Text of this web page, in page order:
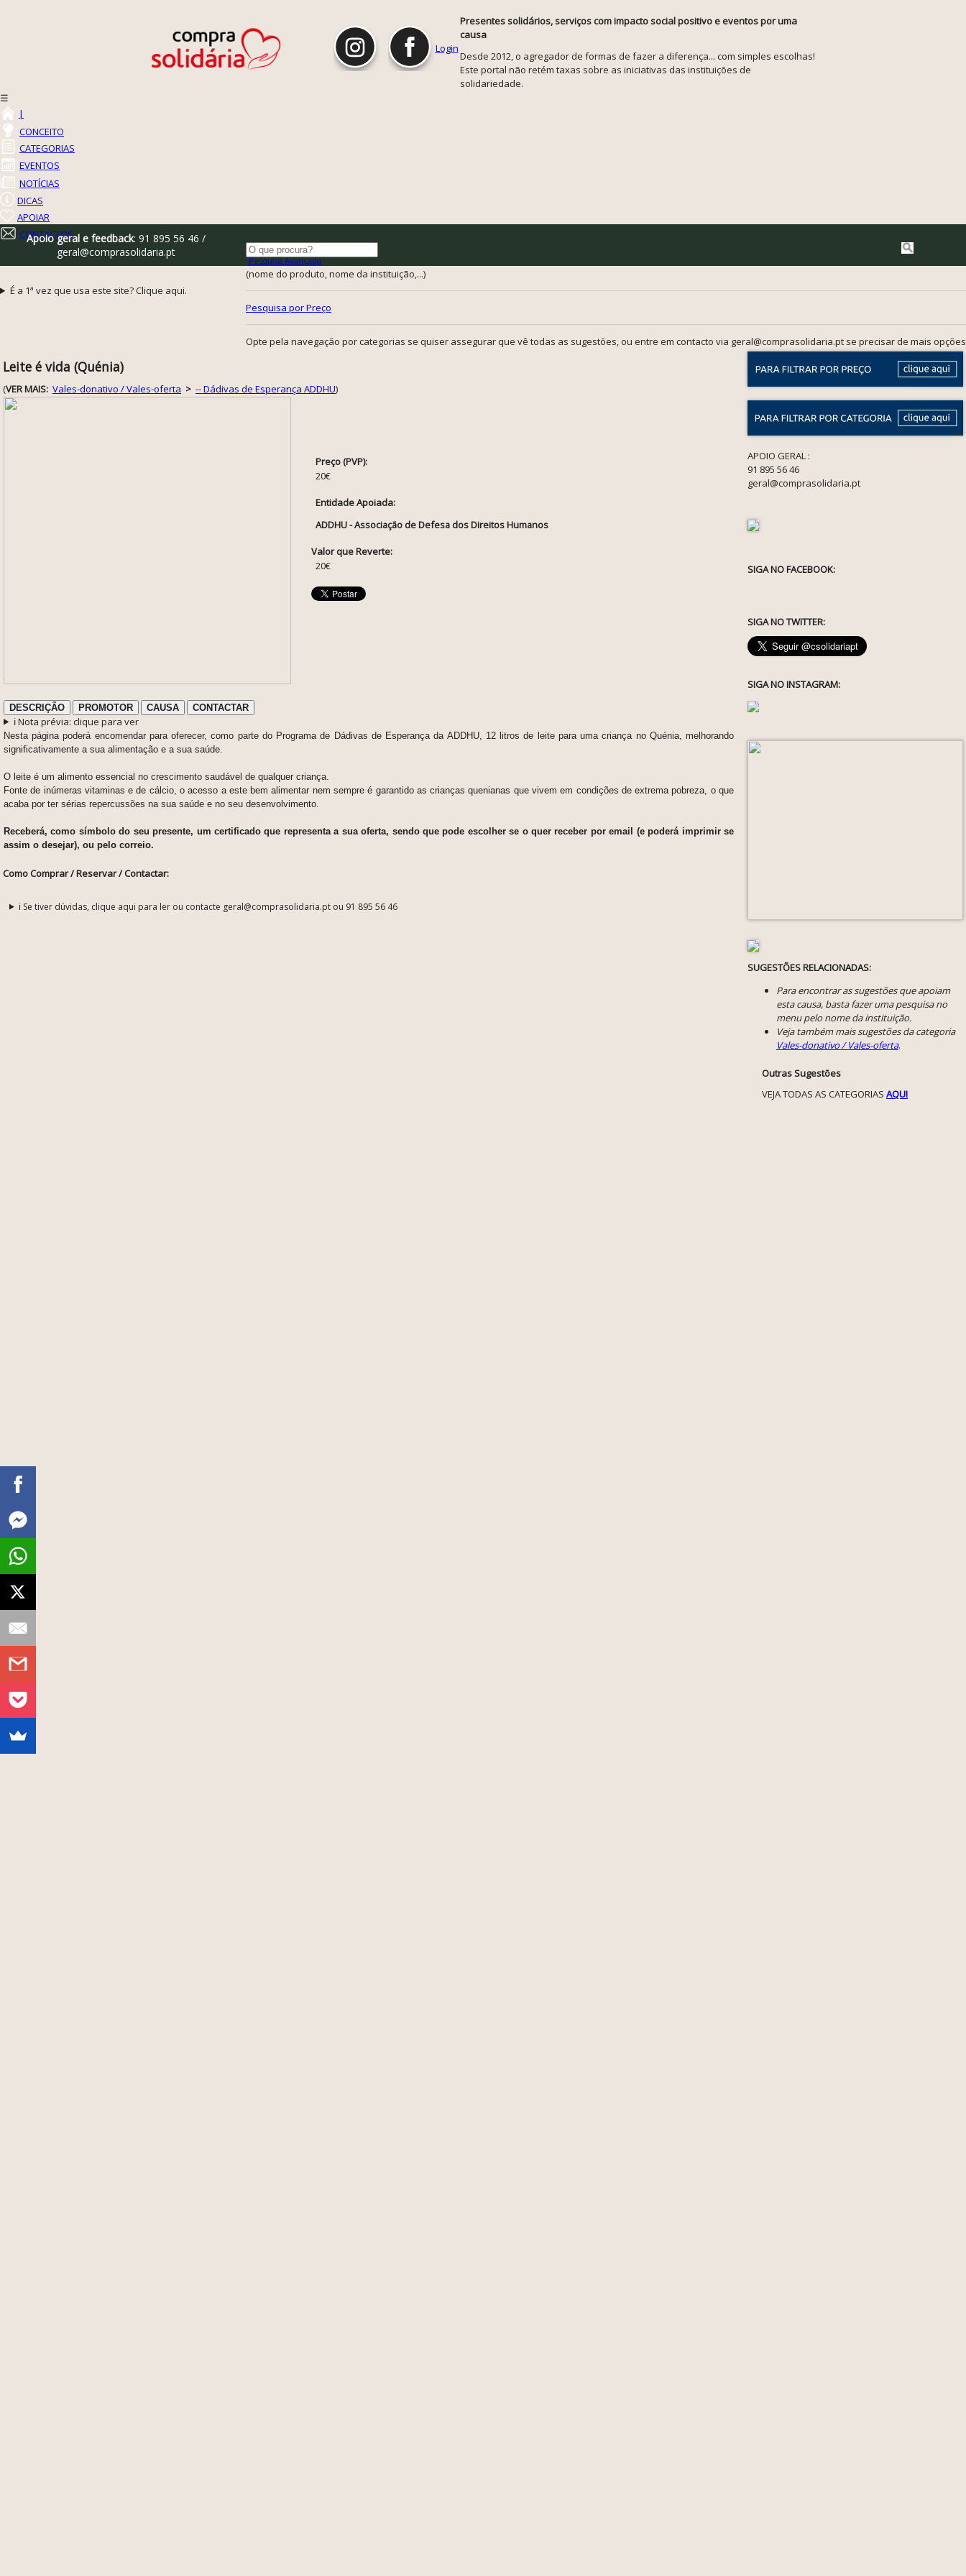
Login
Presentes solidários, serviços com impacto social positivo e eventos por uma
causa
Desde 2012, o agregador de formas de fazer a diferença... com simples escolhas!
Este portal não retém taxas sobre as iniciativas das instituições de
solidariedade.
☰
|
CONCEITO
CATEGORIAS
EVENTOS
NOTÍCIAS
DICAS
APOIAR
CONTACTOS
Pesquisa Avançada
(nome do produto, nome da instituição,...)
Pesquisa por Preço
Opte pela navegação por categorias se quiser assegurar que vê todas as sugestões, ou entre em contacto via geral@comprasolidaria.pt se precisar de mais opções
Apoio geral e feedback: 91 895 56 46 /
geral@comprasolidaria.pt
É a 1ª vez que usa este site? Clique aqui.
Leite é vida (Quénia)
(VER MAIS: Vales-donativo / Vales-oferta > -- Dádivas de Esperança ADDHU)
Preço (PVP):
20€
Entidade Apoiada:
ADDHU - Associação de Defesa dos Direitos Humanos
Valor que Reverte:
20€
DESCRIÇÃO PROMOTOR CAUSA CONTACTAR
ℹ️ Nota prévia: clique para ver
Nesta página poderá encomendar para oferecer, como parte do Programa de Dádivas de Esperança da ADDHU, 12 litros de leite para uma criança no Quénia, melhorando
significativamente a sua alimentação e a sua saúde.
O leite é um alimento essencial no crescimento saudável de qualquer criança.
Fonte de inúmeras vitaminas e de cálcio, o acesso a este bem alimentar nem sempre é garantido as crianças quenianas que vivem em condições de extrema pobreza, o que
acaba por ter sérias repercussões na sua saúde e no seu desenvolvimento.
Receberá, como símbolo do seu presente, um certificado que representa a sua oferta, sendo que pode escolher se o quer receber por email (e poderá imprimir se
assim o desejar), ou pelo correio.
Como Comprar / Reservar / Contactar:
ℹ️ Se tiver dúvidas, clique aqui para ler ou contacte geral@comprasolidaria.pt ou 91 895 56 46
APOIO GERAL :
91 895 56 46
geral@comprasolidaria.pt
SIGA NO FACEBOOK:
SIGA NO TWITTER:
SIGA NO INSTAGRAM:
SUGESTÕES RELACIONADAS:
Para encontrar as sugestões que apoiam
esta causa, basta fazer uma pesquisa no
menu pelo nome da instituição.
Veja também mais sugestões da categoria
Vales-donativo / Vales-oferta.
Outras Sugestões
VEJA TODAS AS CATEGORIAS AQUI